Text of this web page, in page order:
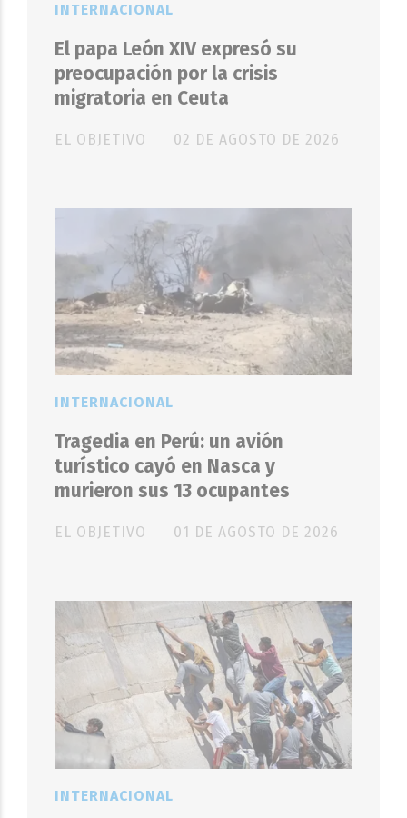
El papa León XIV expresó su
preocupación por la crisis
migratoria en Ceuta
EL OBJETIVO
INTERNACIONAL
02 DE AGOSTO DE 2026
Tragedia en Perú: un avión
turístico cayó en Nasca y
murieron sus 13 ocupantes
EL OBJETIVO
INTERNACIONAL
01 DE AGOSTO DE 2026
INTERNACIONAL